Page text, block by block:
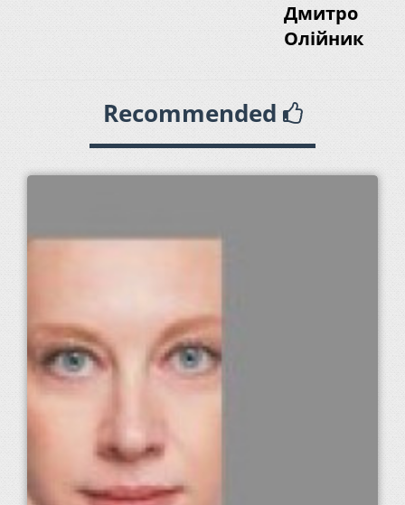
Дмитро
Олійник
Recommended